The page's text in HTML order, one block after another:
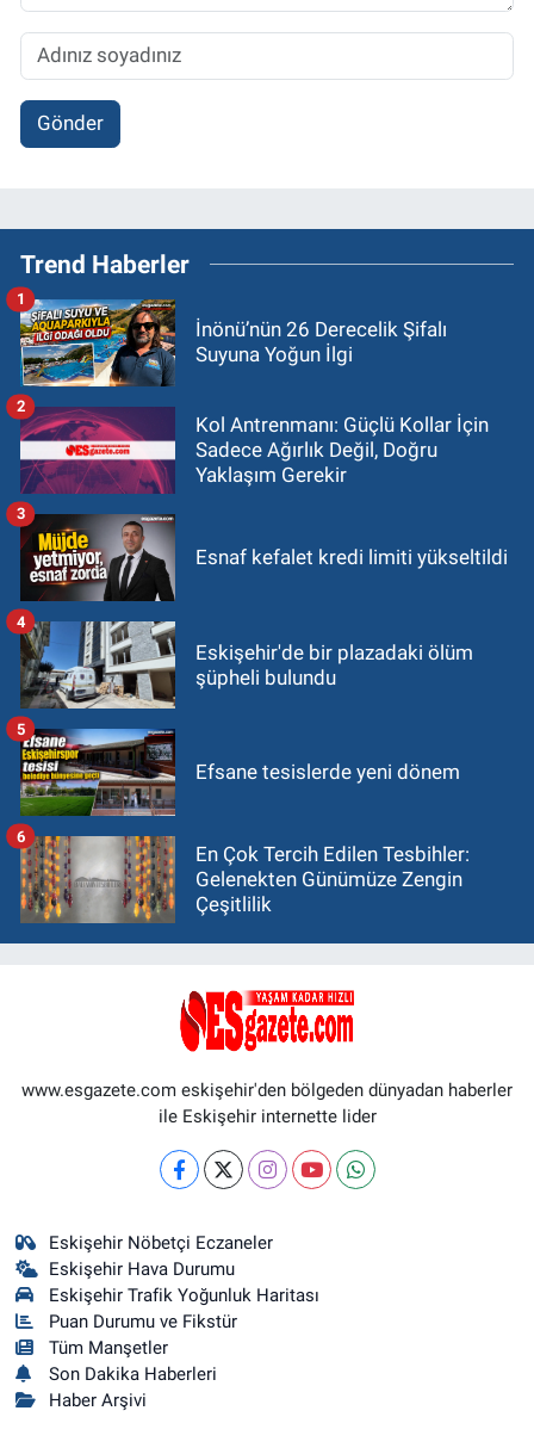
Gönder
Trend Haberler
İnönü’nün 26 Derecelik Şifalı
Suyuna Yoğun İlgi
1
Kol Antrenmanı: Güçlü Kollar İçin
Sadece Ağırlık Değil, Doğru
Yaklaşım Gerekir
2
Esnaf kefalet kredi limiti yükseltildi
3
Eskişehir'de bir plazadaki ölüm
şüpheli bulundu
4
Efsane tesislerde yeni dönem
5
En Çok Tercih Edilen Tesbihler:
Gelenekten Günümüze Zengin
Çeşitlilik
6
www.esgazete.com eskişehir'den bölgeden dünyadan haberler
ile Eskişehir internette lider
Eskişehir Nöbetçi Eczaneler
Eskişehir Hava Durumu
Eskişehir Trafik Yoğunluk Haritası
Puan Durumu ve Fikstür
Tüm Manşetler
Son Dakika Haberleri
Haber Arşivi